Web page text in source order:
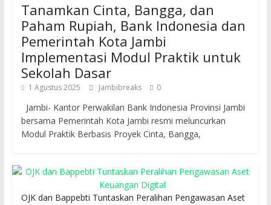
Tanamkan Cinta, Bangga, dan
Paham Rupiah, Bank Indonesia dan
Pemerintah Kota Jambi
Implementasi Modul Praktik untuk
Sekolah Dasar
1 Agustus 2025 Jambibreaks 0
Jambi- Kantor Perwakilan Bank Indonesia Provinsi Jambi
bersama Pemerintah Kota Jambi resmi meluncurkan
Modul Praktik Berbasis Proyek Cinta, Bangga,
OJK dan Bappebti Tuntaskan Peralihan Pengawasan Aset